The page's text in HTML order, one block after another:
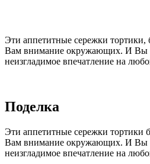
Эти аппетитные сережки тортики,
Вам внимание окружающих. И Вы
неизгладимое впечатление на
Поделка
Эти аппетитные сережки тортики
Вам внимание окружающих. И Вы
неизгладимое впечатление на